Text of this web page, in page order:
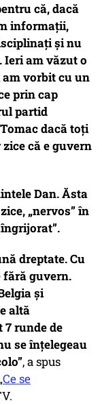
că, dacă
informații,
și nu
Ieri am văzut o
am vorbit cu un
prin cap
partid
dacă toți
că e guvern
Dan. Ăsta
„nervos” în
dreptate. Cu
fără guvern.
și
altă
7 runde de
se înțelegeau
, a spus
Ce se